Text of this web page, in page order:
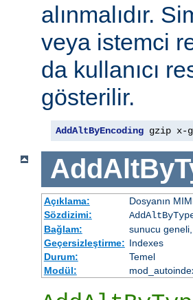
alınmalıdır.
veya istemci
da kullanıcı
gösterilir.
AddAltByEncoding gzip x-
Açıklama:
Dosyanın
Sözdizimi:
Bağlam:
sunucu
Geçersizleştirme: Indexes
Durum:
Temel
Modül: